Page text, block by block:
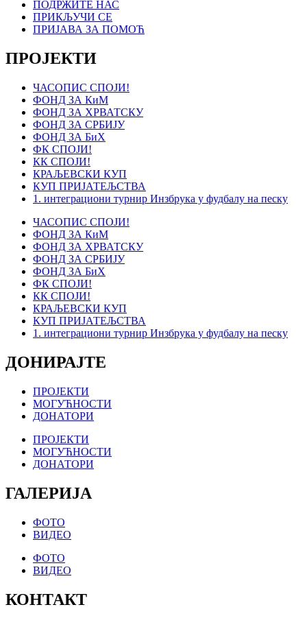
ПОДРЖИТЕ НАС
ПРИКЉУЧИ СЕ
ПРИЈАВА ЗА ПОМОЋ
ПРОЈЕКТИ
ЧАСОПИС СПОЈИ!
ФОНД ЗА КиМ
ФОНД ЗА ХРВАТСКУ
ФОНД ЗА СРБИЈУ
ФОНД ЗА БиХ
ФК СПОЈИ!
КК СПОЈИ!
КРАЉЕВСКИ КУП
КУП ПРИЈАТЕЉСТВА
1. интеграциони турнир Инзбрука у фудбалу на песку
ЧАСОПИС СПОЈИ!
ФОНД ЗА КиМ
ФОНД ЗА ХРВАТСКУ
ФОНД ЗА СРБИЈУ
ФОНД ЗА БиХ
ФК СПОЈИ!
КК СПОЈИ!
КРАЉЕВСКИ КУП
КУП ПРИЈАТЕЉСТВА
1. интеграциони турнир Инзбрука у фудбалу на песку
ДОНИРАЈТЕ
ПРОЈЕКТИ
МОГУЋНОСТИ
ДОНАТОРИ
ПРОЈЕКТИ
МОГУЋНОСТИ
ДОНАТОРИ
ГАЛЕРИЈА
ФОТО
ВИДЕО
ФОТО
ВИДЕО
КОНТАКТ